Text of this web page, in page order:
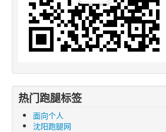
热门跑腿标签
面向个人
沈阳跑腿网